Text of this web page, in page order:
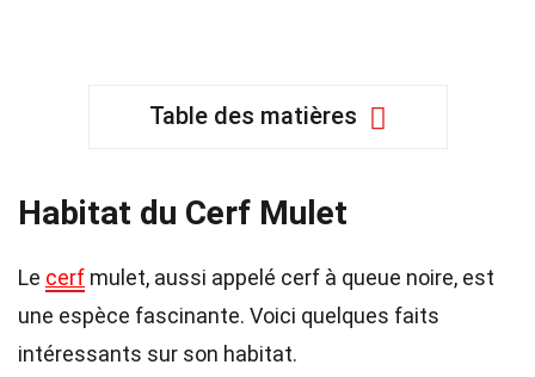
Table des matières
Habitat du Cerf Mulet
Le cerf mulet, aussi appelé cerf à queue noire, est
une espèce fascinante. Voici quelques faits
intéressants sur son habitat.